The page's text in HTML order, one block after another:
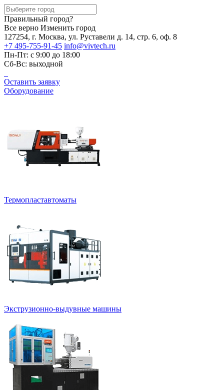
Правильный город?
Все верно Изменить город
127254, г. Москва, ул. Руставели д. 14, стр. 6, оф. 8
+7 495-755-91-45 info@vivtech.ru
Пн-Пт: с 9:00 до 18:00
Сб-Вс: выходной
Оставить заявку
Оборудование
Термопластавтоматы
Экструзионно-выдувные машины